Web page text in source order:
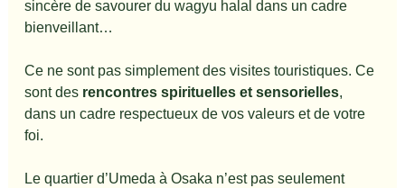
sincère de savourer du wagyu halal dans un cadre
bienveillant…
Ce ne sont pas simplement des visites touristiques. Ce
sont des rencontres spirituelles et sensorielles,
dans un cadre respectueux de vos valeurs et de votre
foi.
Le quartier d’Umeda à Osaka n’est pas seulement